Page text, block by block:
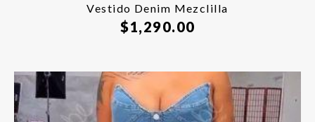
Vestido Denim Mezclilla
$1,290.00